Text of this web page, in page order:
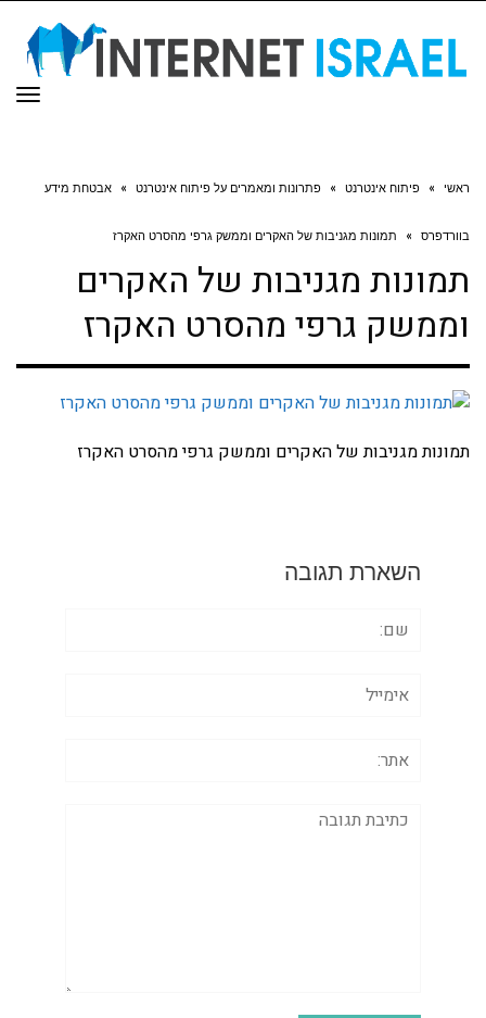
ראשי » פיתוח אינטרנט » פתרונות ומאמרים על פיתוח אינטרנט » אבטחת מידע
בוורדפרס » תמונות מגניבות של האקרים וממשק גרפי מהסרט האקרז
תמונות מגניבות של האקרים
וממשק גרפי מהסרט האקרז
תמונות מגניבות של האקרים וממשק גרפי מהסרט האקרז
השארת תגובה
תגובה